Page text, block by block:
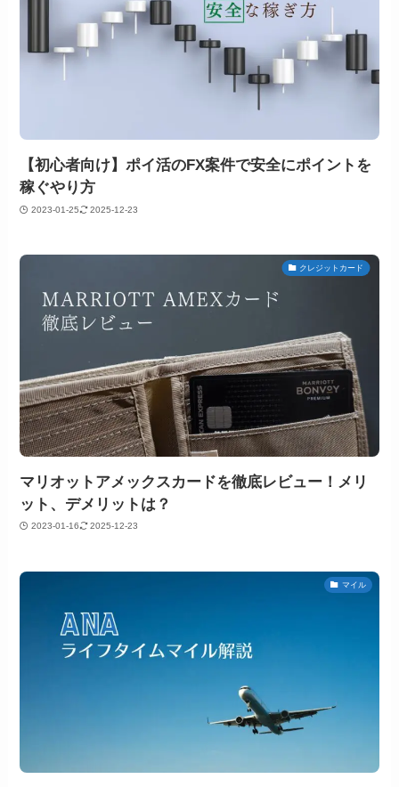
【初心者向け】ポイ活のFX案件で安全にポイントを
稼ぐやり方
2023-01-25 2025-12-23
クレジットカード
マリオットアメックスカードを徹底レビュー！メリ
ット、デメリットは？
2023-01-16 2025-12-23
マイル